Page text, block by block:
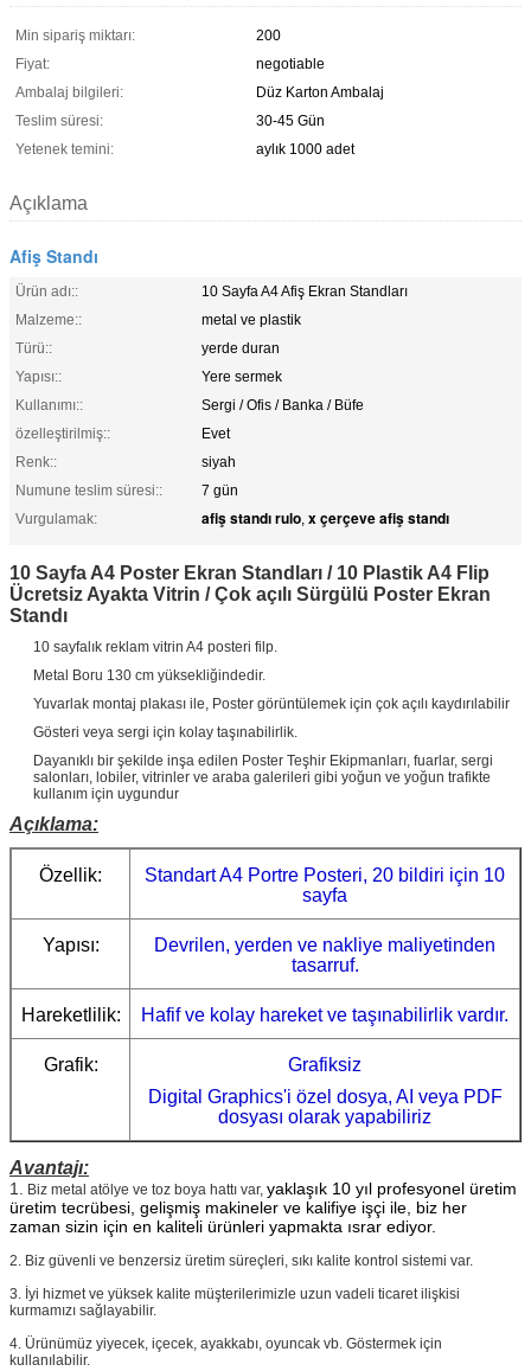
Min sipariş miktarı:
200
Fiyat:
negotiable
Ambalaj bilgileri:
Düz Karton Ambalaj
Teslim süresi:
30-45 Gün
Yetenek temini:
aylık 1000 adet
Açıklama
Afiş Standı
Ürün adı::
10 Sayfa A4 Afiş Ekran Standları
Malzeme::
metal ve plastik
Türü::
yerde duran
Yapısı::
Yere sermek
Kullanımı::
Sergi / Ofis / Banka / Büfe
özelleştirilmiş::
Evet
Renk::
siyah
Numune teslim süresi::
7 gün
Vurgulamak:
afiş standı rulo, x çerçeve afiş standı
10 Sayfa A4 Poster Ekran Standları / 10 Plastik A4 Flip
Ücretsiz Ayakta Vitrin / Çok açılı Sürgülü Poster Ekran
Standı
10 sayfalık reklam vitrin A4 posteri filp.
Metal Boru 130 cm yüksekliğindedir.
Yuvarlak montaj plakası ile, Poster görüntülemek için çok açılı kaydırılabilir
Gösteri veya sergi için kolay taşınabilirlik.
Dayanıklı bir şekilde inşa edilen Poster Teşhir Ekipmanları, fuarlar, sergi
salonları, lobiler, vitrinler ve araba galerileri gibi yoğun ve yoğun trafikte
kullanım için uygundur
Açıklama:
Özellik:
Standart A4 Portre Posteri, 20 bildiri için 10
sayfa
Yapısı:
Devrilen, yerden ve nakliye maliyetinden
tasarruf.
Hareketlilik: Hafif ve kolay hareket ve taşınabilirlik vardır.
Grafik:
Grafiksiz
Digital Graphics'i özel dosya, AI veya PDF
dosyası olarak yapabiliriz
Avantajı:
1. Biz metal atölye ve toz boya hattı var, yaklaşık 10 yıl profesyonel üretim
üretim tecrübesi, gelişmiş makineler ve kalifiye işçi ile, biz her
zaman sizin için en kaliteli ürünleri yapmakta ısrar ediyor.
2. Biz güvenli ve benzersiz üretim süreçleri, sıkı kalite kontrol sistemi var.
3. İyi hizmet ve yüksek kalite müşterilerimizle uzun vadeli ticaret ilişkisi
kurmamızı sağlayabilir.
4. Ürünümüz yiyecek, içecek, ayakkabı, oyuncak vb. Göstermek için
kullanılabilir.